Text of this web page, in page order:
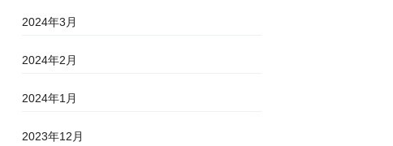
2024年3月
2024年2月
2024年1月
2023年12月